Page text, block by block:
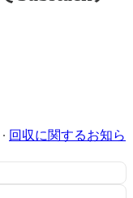
∙ 回収に関するお知ら